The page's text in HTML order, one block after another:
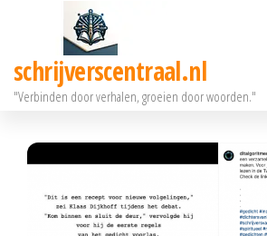
deschrijverscentraal.nl
"Verbinden door verhalen, groeien door woorden."